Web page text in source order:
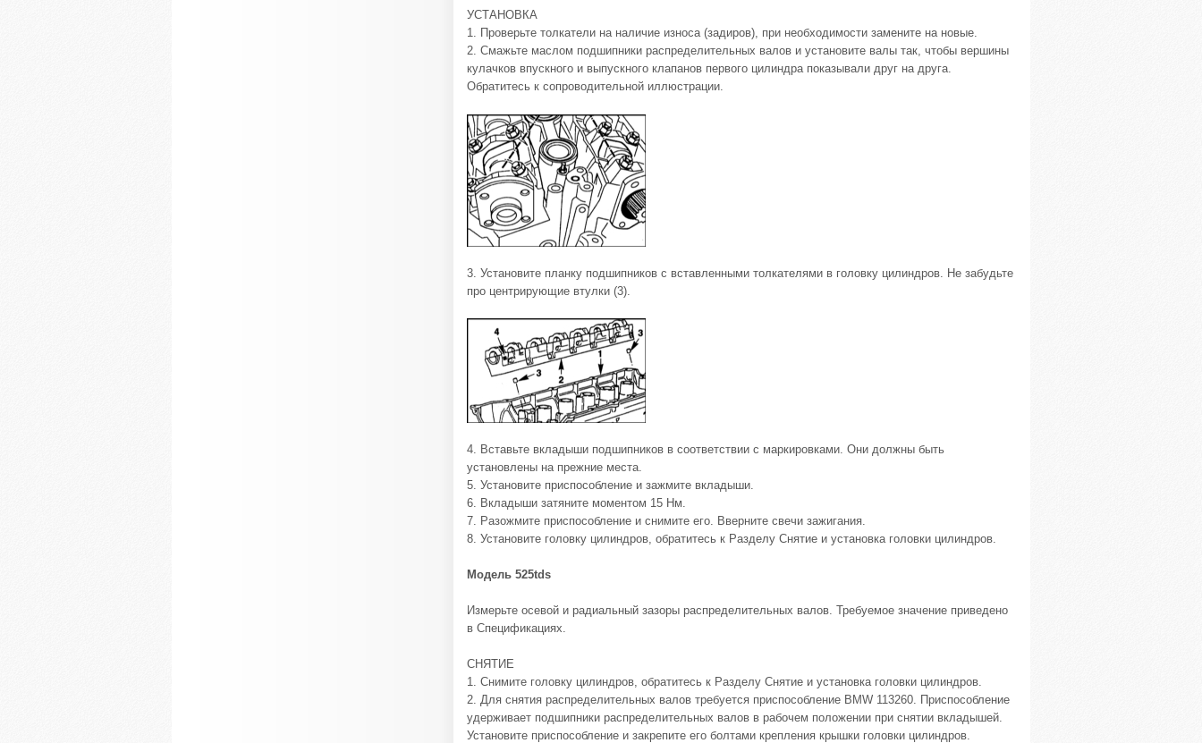
УСТАНОВКА
1. Проверьте толкатели на наличие износа (задиров), при необходимости замените на новые.
2. Смажьте маслом подшипники распределительных валов и установите валы так, чтобы вершины
кулачков впускного и выпускного клапанов первого цилиндра показывали друг на друга.
Обратитесь к сопроводительной иллюстрации.
3. Установите планку подшипников с вставленными толкателями в головку цилиндров. Не забудьте
про центрирующие втулки (3).
4. Вставьте вкладыши подшипников в соответствии с маркировками. Они должны быть
установлены на прежние места.
5. Установите приспособление и зажмите вкладыши.
6. Вкладыши затяните моментом 15 Нм.
7. Разожмите приспособление и снимите его. Вверните свечи зажигания.
8. Установите головку цилиндров, обратитесь к Разделу Снятие и установка головки цилиндров.
Модель 525tds
Измерьте осевой и радиальный зазоры распределительных валов. Требуемое значение приведено
в Спецификациях.
СНЯТИЕ
1. Снимите головку цилиндров, обратитесь к Разделу Снятие и установка головки цилиндров.
2. Для снятия распределительных валов требуется приспособление BMW 113260. Приспособление
удерживает подшипники распределительных валов в рабочем положении при снятии вкладышей.
Установите приспособление и закрепите его болтами крепления крышки головки цилиндров.